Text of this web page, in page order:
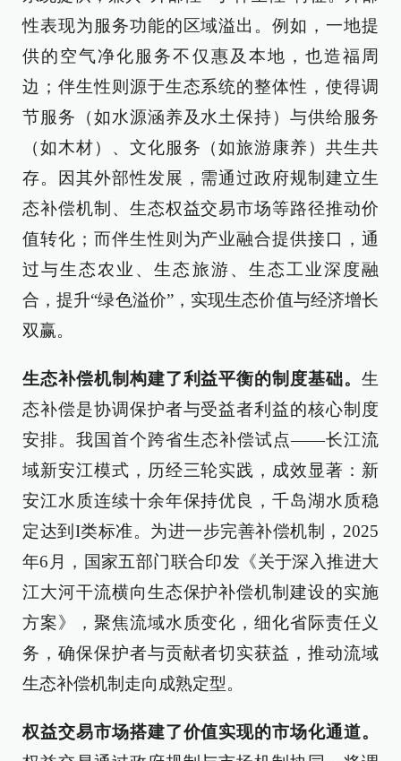
性表现为服务功能的区域溢出。例如，一地提
供的空气净化服务不仅惠及本地，也造福周
边；伴生性则源于生态系统的整体性，使得调
节服务（如水源涵养及水土保持）与供给服务
（如木材）、文化服务（如旅游康养）共生共
存。因其外部性发展，需通过政府规制建立生
态补偿机制、生态权益交易市场等路径推动价
值转化；而伴生性则为产业融合提供接口，通
过与生态农业、生态旅游、生态工业深度融
合，提升“绿色溢价”，实现生态价值与经济增长
双赢。
生态补偿机制构建了利益平衡的制度基础。 生
态补偿是协调保护者与受益者利益的核心制度
安排。我国首个跨省生态补偿试点——长江流
域新安江模式，历经三轮实践，成效显著：新
安江水质连续十余年保持优良，千岛湖水质稳
定达到I类标准。为进一步完善补偿机制，2025
年6月，国家五部门联合印发《关于深入推进大
江大河干流横向生态保护补偿机制建设的实施
方案》，聚焦流域水质变化，细化省际责任义
务，确保保护者与贡献者切实获益，推动流域
生态补偿机制走向成熟定型。
权益交易市场搭建了价值实现的市场化通道。